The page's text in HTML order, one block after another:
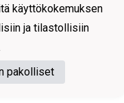
käyttökokemuksen
ja tilastollisiin
pakolliset